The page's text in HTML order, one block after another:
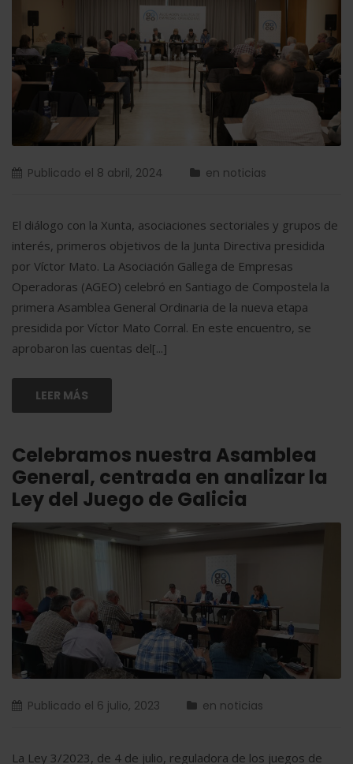
Publicado el 8 abril, 2024 en noticias
El diálogo con la Xunta, asociaciones sectoriales y grupos de
interés, primeros objetivos de la Junta Directiva presidida
por Víctor Mato. La Asociación Gallega de Empresas
Operadoras (AGEO) celebró en Santiago de Compostela la
primera Asamblea General Ordinaria de la nueva etapa
presidida por Víctor Mato Corral. En este encuentro, se
aprobaron las cuentas del[...]
LEER MÁS
Celebramos nuestra Asamblea
General, centrada en analizar la
Ley del Juego de Galicia
Publicado el 6 julio, 2023 en noticias
La Ley 3/2023, de 4 de julio, reguladora de los juegos de